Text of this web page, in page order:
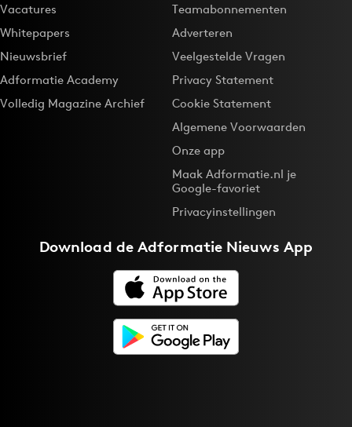
Vacatures
Whitepapers
Nieuwsbrief
Adformatie Academy
Volledig Magazine Archief
Teamabonnementen
Adverteren
Veelgestelde Vragen
Privacy Statement
Cookie Statement
Algemene Voorwaarden
Onze app
Maak Adformatie.nl je
Google-favoriet
Privacyinstellingen
Download deAdformatie Nieuws App